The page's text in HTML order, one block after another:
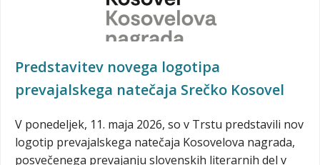
Predstavitev novega logotipa
prevajalskega natečaja Srečko Kosovel
V ponedeljek, 11. maja 2026, so v Trstu predstavili nov
logotip prevajalskega natečaja Kosovelova nagrada,
posvečenega prevajanju slovenskih literarnih del v